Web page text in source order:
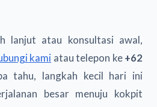
lanjut atau konsultasi awal,
kami atau telepon ke+62
tahu, langkah kecil hari ini
besar menuju kokpit